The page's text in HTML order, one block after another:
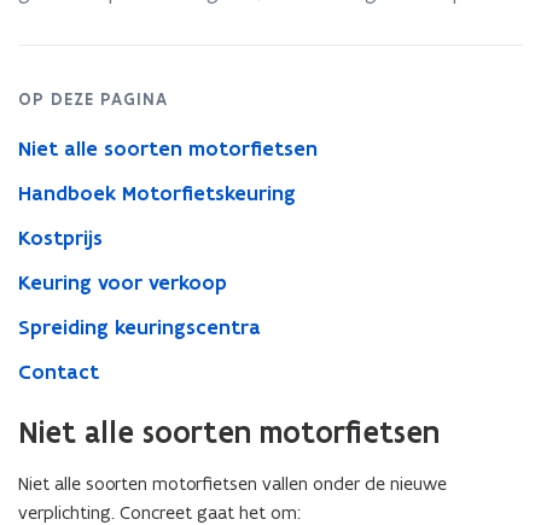
OP DEZE PAGINA
Niet alle soorten motorfietsen
Handboek Motorfietskeuring
Kostprijs
Keuring voor verkoop
Spreiding keuringscentra
Contact
Niet alle soorten motorfietsen
Niet alle soorten motorfietsen vallen onder de nieuwe
verplichting. Concreet gaat het om: